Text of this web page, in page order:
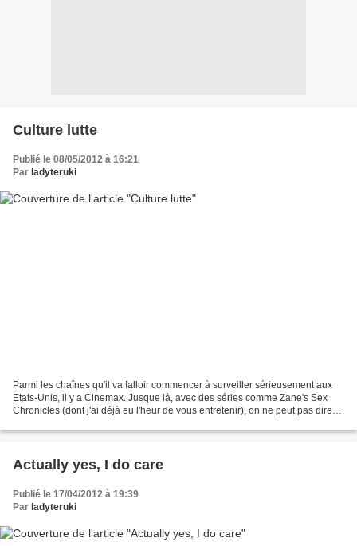
Culture lutte
Publié le 08/05/2012 à 16:21
Par ladyteruki
Parmi les chaînes qu'il va falloir commencer à surveiller sérieusement aux
Etats-Unis, il y a Cinemax. Jusque là, avec des séries comme Zane's Sex
Chronicles (dont j'ai déjà eu l'heur de vous entretenir), on ne peut pas dire
Actually yes, I do care
Publié le 17/04/2012 à 19:39
Par ladyteruki